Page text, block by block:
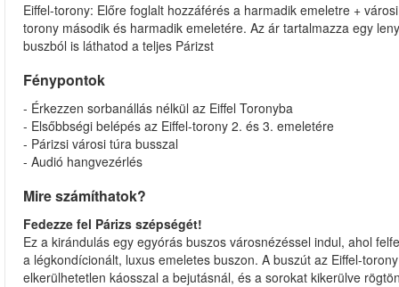
Eiffel-torony: Előre foglalt hozzáférés a harmadik emeletre +
torony második és harmadik emeletére. Az ár tartalmazza egy
buszból is láthatod a teljes Párizst
Fénypontok
- Érkezzen sorbanállás nélkül az Eiffel Toronyba
- Elsőbbségi belépés az Eiffel-torony 2. és 3. emeletére
- Párizsi városi túra busszal
- Audió hangvezérlés
Mire számíthatok?
Fedezze fel Párizs szépségét!
Ez a kirándulás egy egyórás buszos városnézéssel indul, ahol
a légkondícionált, luxus emeletes buszon. A buszút az Eiffel-
elkerülhetetlen káosszal a bejutásnál, és a sorokat kikerülve